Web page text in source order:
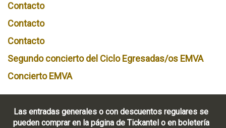
Contacto
Contacto
Contacto
Segundo concierto del Ciclo Egresadas/os EMVA
Concierto EMVA
Las entradas generales o con descuentos regulares se
pueden comprar en la página de Tickantel o en boletería